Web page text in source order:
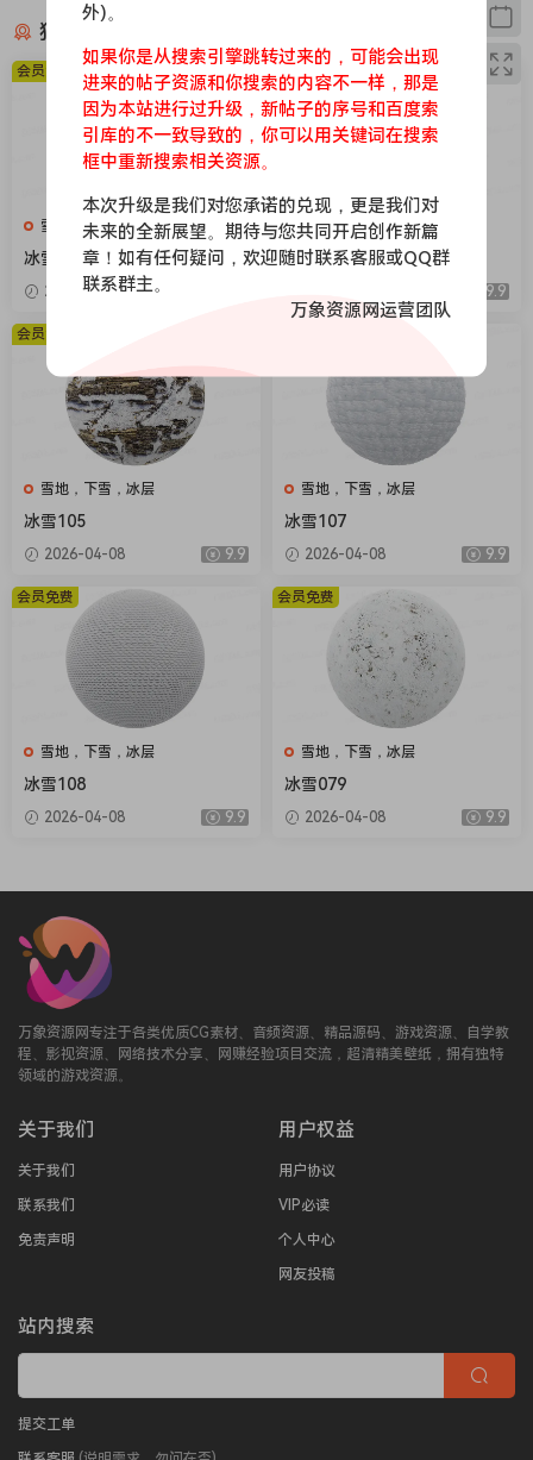
猜你喜欢
雪地，下雪，冰层
冰雪104
2026-04-08
会员免费
雪地，下雪，冰层
冰雪106
9.9
会员免费
雪地，下雪，冰层
冰雪105
2026-04-08 9.9
会员免费
雪地，下雪，冰层
冰雪107
2026-04-08 9.9
雪地，下雪，冰层
冰雪108
2026-04-08 9.9
会员免费
雪地，下雪，冰层
冰雪079
2026-04-08 9.9
会员免费
万象资源网专注于各类优质CG素材、音频资源、精品源码、游戏资源、自学教
程、影视资源、网络技术分享、网赚经验项目交流，超清精美壁纸，拥有独特
领域的游戏资源。
关于我们
关于我们
联系我们
免责声明
用户权益
用户协议
VIP必读
个人中心
网友投稿
站内搜索
提交工单
外)。
如果你是从搜索引擎跳转过来的，可能会出现
进来的帖子资源和你搜索的内容不一样，那是
因为本站进行过升级，新帖子的序号和百度索
引库的不一致导致的，你可以用关键词在搜索
框中重新搜索相关资源。
本次升级是我们对您承诺的兑现，更是我们对
未来的全新展望。期待与您共同开启创作新篇
章！如有任何疑问，欢迎随时联系客服或QQ群
联系群主。
万象资源网运营团队